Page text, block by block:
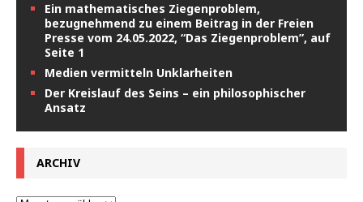
Ein mathematisches Ziegenproblem,
bezugnehmend zu einem Beitrag in der Freien
Presse vom 24.05.2022, “Das Ziegenproblem”, auf
Seite 1
Medien vermitteln Unklarheiten
Der Kreislauf des Seins – ein philosophischer
Ansatz
ARCHIV